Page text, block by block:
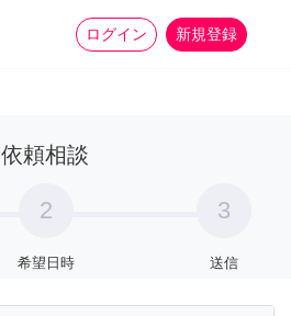
ログイン 新規登録
家事 more_horiz
依頼相談
2
希望日時
3
送信